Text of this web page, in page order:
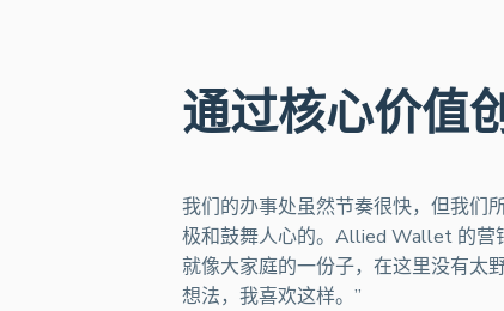
通过核心价值
我们的办事处虽然节奏很快，但我们
极和鼓舞人心的。Allied Wallet 的营
就像大家庭的一份子，在这里没有太
想法，我喜欢这样。”